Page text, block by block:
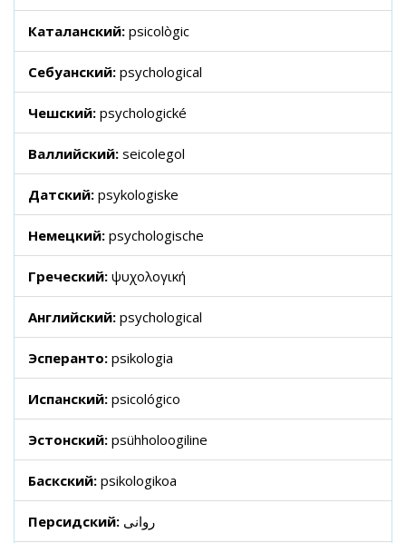
Каталанский: psicològic
Себуанский: psychological
Чешский: psychologické
Валлийский: seicolegol
Датский: psykologiske
Немецкий: psychologische
Греческий: ψυχολογική
Английский: psychological
Эсперанто: psikologia
Испанский: psicológico
Эстонский: psühholoogiline
Баскский: psikologikoa
Персидский: روانی